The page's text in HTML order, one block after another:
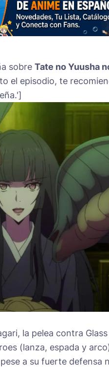
sobre Tate no Yuusha
el episodio, te
la pelea contra
(lanza, espada y
a su fuerte defensa